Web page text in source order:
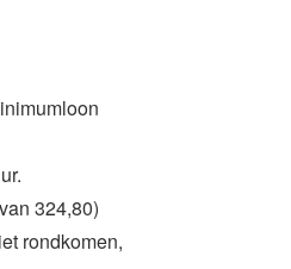
.
324,80)
rondkomen,